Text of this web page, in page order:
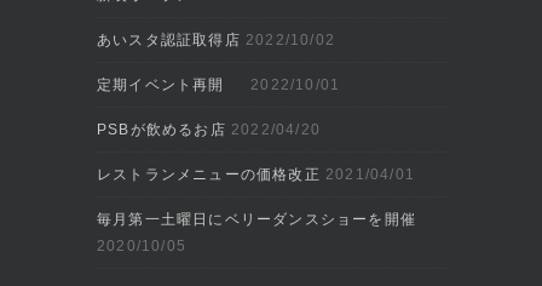
あいスタ認証取得店 2022/10/02
定期イベント再開 2022/10/01
PSBが飲めるお店 2022/04/20
レストランメニューの価格改正 2021/04/01
毎月第一土曜日にベリーダンスショーを開催
2020/10/05